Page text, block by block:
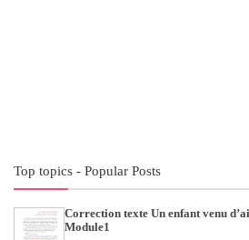
Top topics - Popular Posts
Correction texte Un enfant venu
Module1